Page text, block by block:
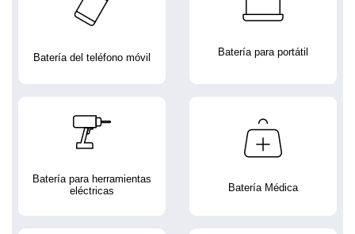
Batería del teléfono móvil Batería para portátil
Batería para herramientas
eléctricas
Batería Médica